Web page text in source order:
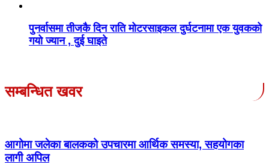
पुनर्वासमा तीजकै दिन राति मोटरसाइकल दुर्घटनामा एक युवकको
गयो ज्यान , दुई घाइते
सम्बन्धित खवर
आगोमा जलेका बालकको उपचारमा आर्थिक समस्या, सहयोगका
लागी अपिल